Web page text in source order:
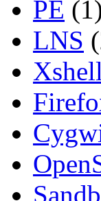
PE
LNS
Xshell